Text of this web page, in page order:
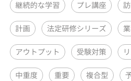
継続的な学習 プレ講座
計画 法定研修シリーズ
アウトプット 受験対策
中重度 重要 複合型